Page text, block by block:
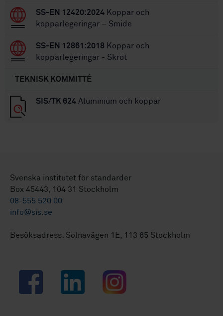
SS-EN 12420:2024 Koppar och
kopparlegeringar – Smide
SS-EN 12861:2018 Koppar och
kopparlegeringar - Skrot
TEKNISK KOMMITTÉ
SIS/TK 624 Aluminium och koppar
Svenska institutet för standarder
Box 45443, 104 31 Stockholm
08-555 520 00
info@sis.se
Besöksadress: Solnavägen 1E, 113 65 Stockholm
Facebook LinkedIn Instagram